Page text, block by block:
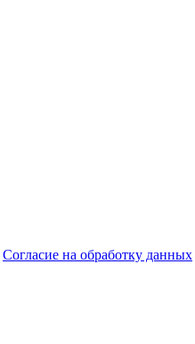
Согласие на обработку данных